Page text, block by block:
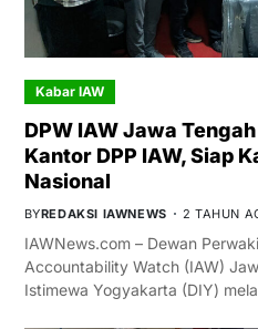
Kabar IAW
DPW IAW Jawa
Kantor DPP IAW, Siap
Nasional
BYREDAKSI IAWNEWS 2 TAHUN
IAWNews.com – Dewan
Accountability Watch (IAW)
Istimewa Yogyakarta (DIY)